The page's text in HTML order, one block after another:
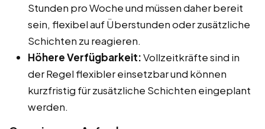
Stunden pro Woche und müssen daher bereit
sein, flexibel auf Überstunden oder zusätzliche
Schichten zu reagieren.
Höhere Verfügbarkeit:Vollzeitkräfte sind in
der Regel flexibler einsetzbar und können
kurzfristig für zusätzliche Schichten eingeplant
werden.